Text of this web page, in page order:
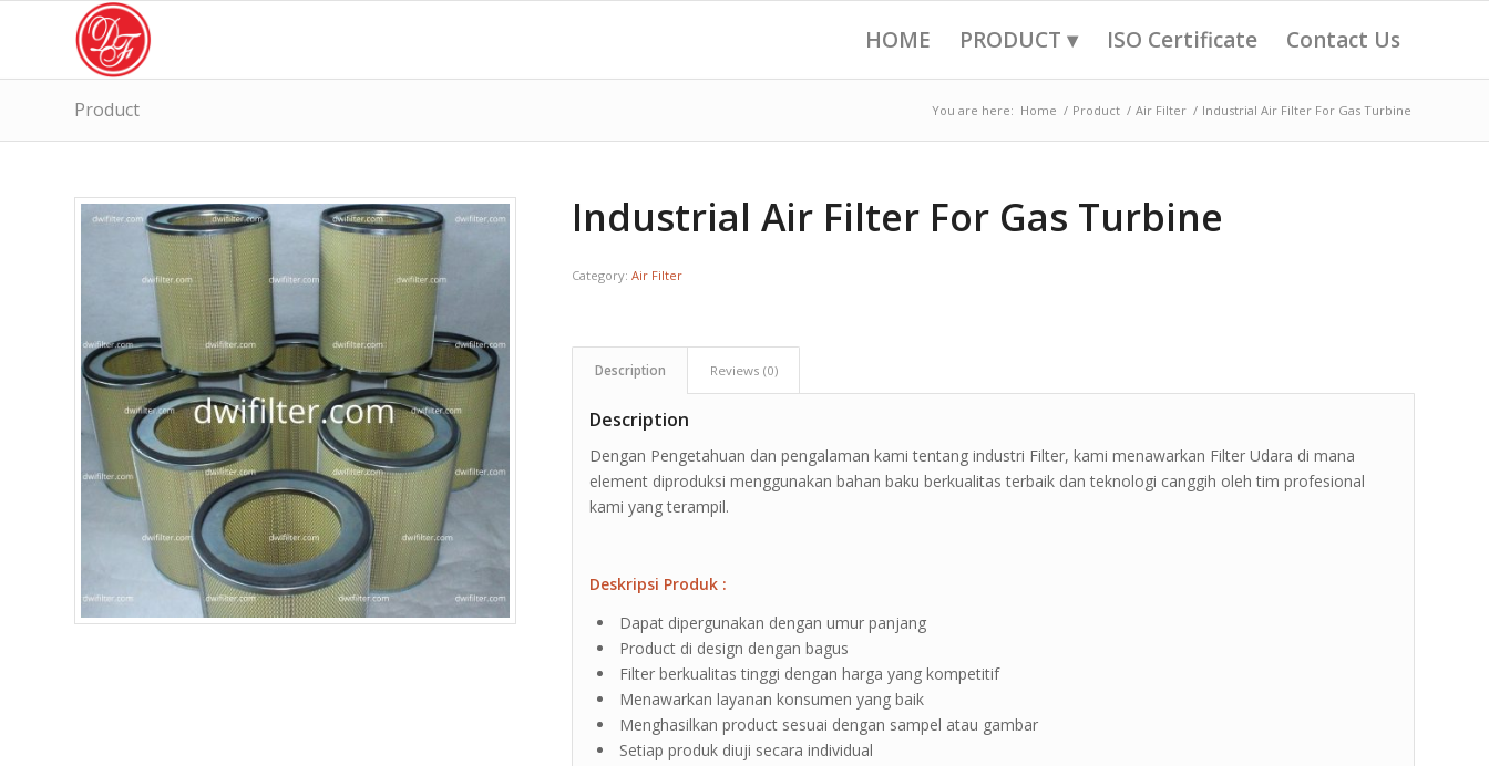
HOME PRODUCT ▾ ISO Certificate Contact Us
Product You are here: Home / Product / Air Filter / Industrial Air Filter For Gas Turbine
Industrial Air Filter For Gas Turbine
Category:Air Filter
Description Reviews (0)
Description
Dengan Pengetahuan dan pengalaman kami tentang industri Filter, kami menawarkan Filter Udara di mana
element diproduksi menggunakan bahan baku berkualitas terbaik dan teknologi canggih oleh tim profesional
kami yang terampil.
Deskripsi Produk :
Dapat dipergunakan dengan umur panjang
Product di design dengan bagus
Filter berkualitas tinggi dengan harga yang kompetitif
Menawarkan layanan konsumen yang baik
Menghasilkan product sesuai dengan sampel atau gambar
Setiap produk diuji secara individual